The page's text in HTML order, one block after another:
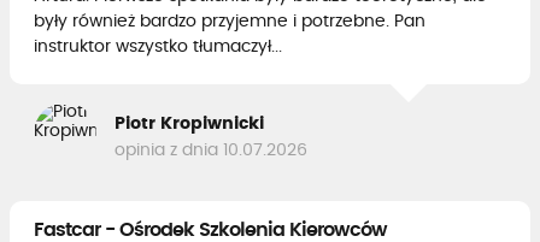
były również bardzo przyjemne i potrzebne. Pan
instruktor wszystko tłumaczył...
Piotr Kropiwnicki
opinia z dnia 10.07.2026
Fastcar - Ośrodek Szkolenia Kierowców